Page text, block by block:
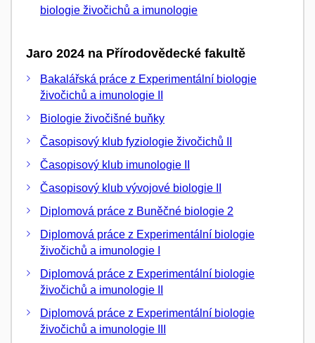
biologie živočichů a imunologie
Jaro 2024 na Přírodovědecké fakultě
Bakalářská práce z Experimentální biologie
živočichů a imunologie II
Biologie živočišné buňky
Časopisový klub fyziologie živočichů II
Časopisový klub imunologie II
Časopisový klub vývojové biologie II
Diplomová práce z Buněčné biologie 2
Diplomová práce z Experimentální biologie
živočichů a imunologie I
Diplomová práce z Experimentální biologie
živočichů a imunologie II
Diplomová práce z Experimentální biologie
živočichů a imunologie III